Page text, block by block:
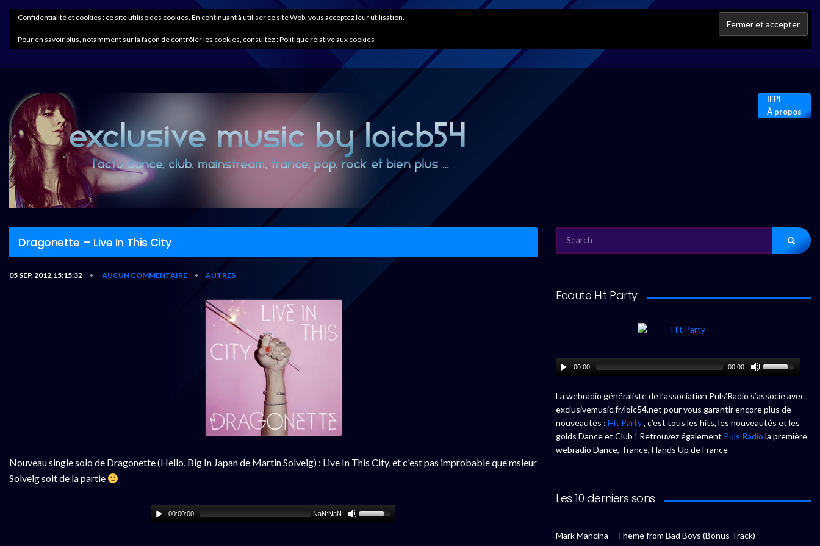
IFPI
À propos
Dragonette – Live In This City
05 SEP, 2012,15:15:32 • AUCUN COMMENTAIRE • AUTRES
Nouveau single solo de Dragonette (Hello, Big In Japan de Martin Solveig) : Live In This City, et c'est pas improbable que msieur
Solveig soit de la partie
00:00:00 NaN:NaN
FOR:
Ecoute Hit Party
00:00 00:00
La webradio généraliste de l’association Puls’Radio s’associe avec
exclusivemusic.fr/loic54.net pour vous garantir encore plus de
nouveautés : Hit Party, c’est tous les hits, les nouveautés et les
golds Dance et Club ! Retrouvez également Puls’Radio la première
webradio Dance, Trance, Hands Up de France
Les 10 derniers sons
Mark Mancina – Theme from Bad Boys (Bonus Track)
Confidentialité et cookies : ce site utilise des cookies. En continuant à utiliser ce site Web, vous acceptez leur utilisation.
Pour en savoir plus, notamment sur la façon de contrôler les cookies, consultez :Politique relative aux cookies